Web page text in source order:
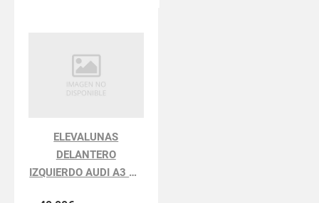
ELEVALUNAS
DELANTERO
IZQUIERDO AUDI A3 A3